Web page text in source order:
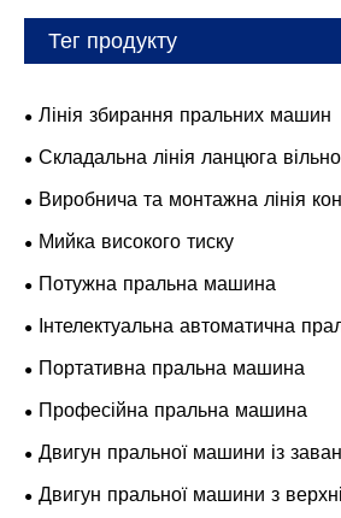
Тег продукту
Лінія збирання пральних машин
Складальна лінія ланцюга
Виробнича та монтажна лінія
Мийка високого тиску
Потужна пральна машина
Інтелектуальна автоматична
Портативна пральна машина
Професійна пральна машина
Двигун пральної машини із
передніх дверей
Двигун пральної машини з